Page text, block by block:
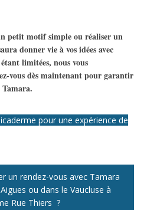
petit motif simple ou réaliser un
donner vie à vos idées avec
limitées, nous vous
vous dès maintenant pour garantir
Tamara.
pour une expérience de
un rendez-vous avec Tamara
ou dans le Vaucluse à
Rue Thiers ?